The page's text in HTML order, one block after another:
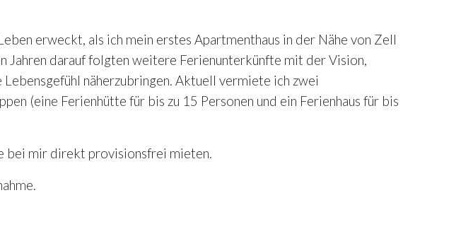
erweckt, als ich mein erstes Apartmenthaus in der Nähe von Zell
Jahren darauf folgten weitere Ferienunterkünfte mit der Vision,
näherzubringen. Aktuell vermiete ich zwei
(eine Ferienhütte für bis zu 15 Personen und ein Ferienhaus für bis
bei mir direkt provisionsfrei mieten.